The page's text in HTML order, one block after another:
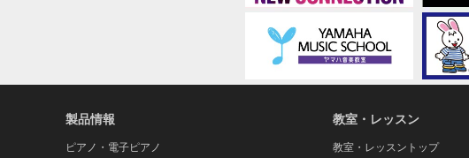
製品情報
ピアノ・電子ピアノ
教室・レッスン
教室・レッスントップ